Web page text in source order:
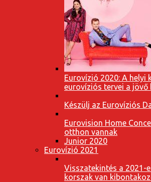
Eurovízió 2020: A helyi
eurovíziós tervei a jövő
Készülj az Eurovíziós
Eurovision Home
otthon vannak
Junior 2020
Eurovízió 2021
Visszatekintés a 2021-
korszak van